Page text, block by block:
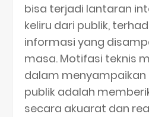
bisa terjadi lantaran
keliru dari publik,
informasi yang
masa. Motifasi teknis
dalam menyampaikan
publik adalah
secara akuarat dan